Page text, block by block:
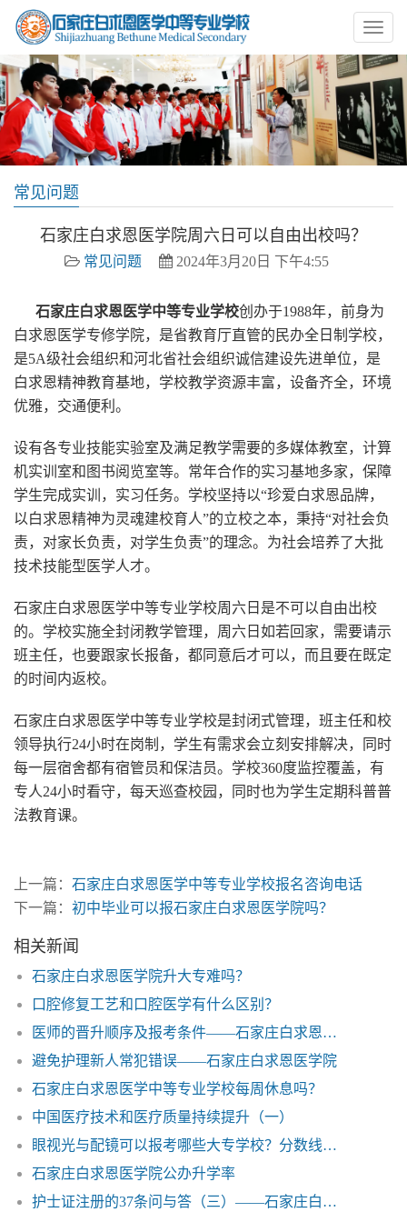
常见问题
石家庄白求恩医学院周六日可以自由出校吗？
常见问题 2024年3月20日 下午4:55
石家庄白求恩医学中等专业学校创办于1988年，前身为
白求恩医学专修学院，是省教育厅直管的民办全日制学校，
是5A级社会组织和河北省社会组织诚信建设先进单位，是
白求恩精神教育基地，学校教学资源丰富，设备齐全，环境
优雅，交通便利。
设有各专业技能实验室及满足教学需要的多媒体教室，计算
机实训室和图书阅览室等。常年合作的实习基地多家，保障
学生完成实训，实习任务。学校坚持以“珍爱白求恩品牌，
以白求恩精神为灵魂建校育人”的立校之本，秉持“对社会负
责，对家长负责，对学生负责”的理念。为社会培养了大批
技术技能型医学人才。
石家庄白求恩医学中等专业学校周六日是不可以自由出校
的。学校实施全封闭教学管理，周六日如若回家，需要请示
班主任，也要跟家长报备，都同意后才可以，而且要在既定
的时间内返校。
石家庄白求恩医学中等专业学校是封闭式管理，班主任和校
领导执行24小时在岗制，学生有需求会立刻安排解决，同时
每一层宿舍都有宿管员和保洁员。学校360度监控覆盖，有
专人24小时看守，每天巡查校园，同时也为学生定期科普普
法教育课。
上一篇： 石家庄白求恩医学中等专业学校报名咨询电话
下一篇： 初中毕业可以报石家庄白求恩医学院吗？
相关新闻
石家庄白求恩医学院升大专难吗？
口腔修复工艺和口腔医学有什么区别？
医师的晋升顺序及报考条件——石家庄白求恩医学院
避免护理新人常犯错误——石家庄白求恩医学院
石家庄白求恩医学中等专业学校每周休息吗？
中国医疗技术和医疗质量持续提升（一）
眼视光与配镜可以报考哪些大专学校？分数线多少？——石家庄白求恩医学院
石家庄白求恩医学院公办升学率
护士证注册的37条问与答（三）——石家庄白求恩医学院